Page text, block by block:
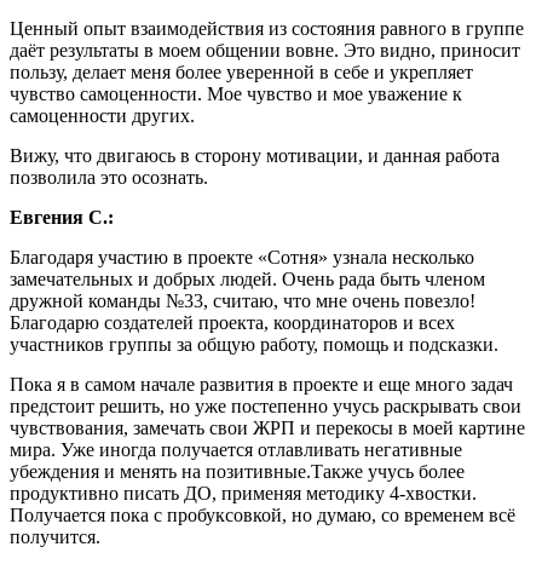
Ценный опыт взаимодействия из состояния равного в группе
даёт результаты в моем общении вовне. Это видно, приносит
пользу, делает меня более уверенной в себе и укрепляет
чувство самоценности. Мое чувство и мое уважение к
самоценности других.
Вижу, что двигаюсь в сторону мотивации, и данная работа
позволила это осознать.
Евгения С.:
Благодаря участию в проекте «Сотня» узнала несколько
замечательных и добрых людей. Очень рада быть членом
дружной команды №33, считаю, что мне очень повезло!
Благодарю создателей проекта, координаторов и всех
участников группы за общую работу, помощь и подсказки.
Пока я в самом начале развития в проекте и еще много задач
предстоит решить, но уже постепенно учусь раскрывать свои
чувствования, замечать свои ЖРП и перекосы в моей картине
мира. Уже иногда получается отлавливать негативные
убеждения и менять на позитивные.Также учусь более
продуктивно писать ДО, применяя методику 4-хвостки.
Получается пока с пробуксовкой, но думаю, со временем всё
получится.